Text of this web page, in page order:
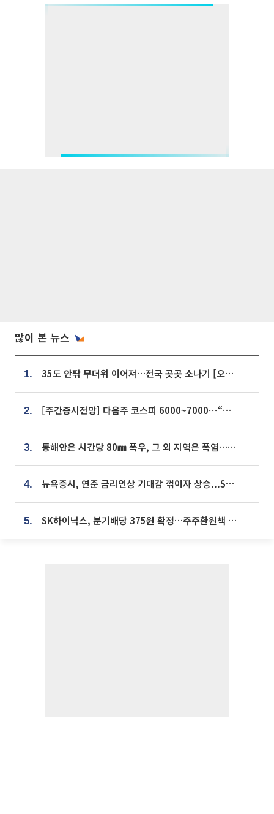
많이 본 뉴스
1. 35도 안팎 무더위 이어져…전국 곳곳 소나기 [오늘 날씨]
2. [주간증시전망] 다음주 코스피 6000~7000⋯“外人 수급은 정책이 변수”
3. 동해안은 시간당 80㎜ 폭우, 그 외 지역은 폭염…‘극과 극 날씨’
4. 뉴욕증시, 연준 금리인상 기대감 꺾이자 상승...S&P500 사상 최고치 [종합]
5. SK하이닉스, 분기배당 375원 확정…주주환원책 9월로 앞당겨 발표